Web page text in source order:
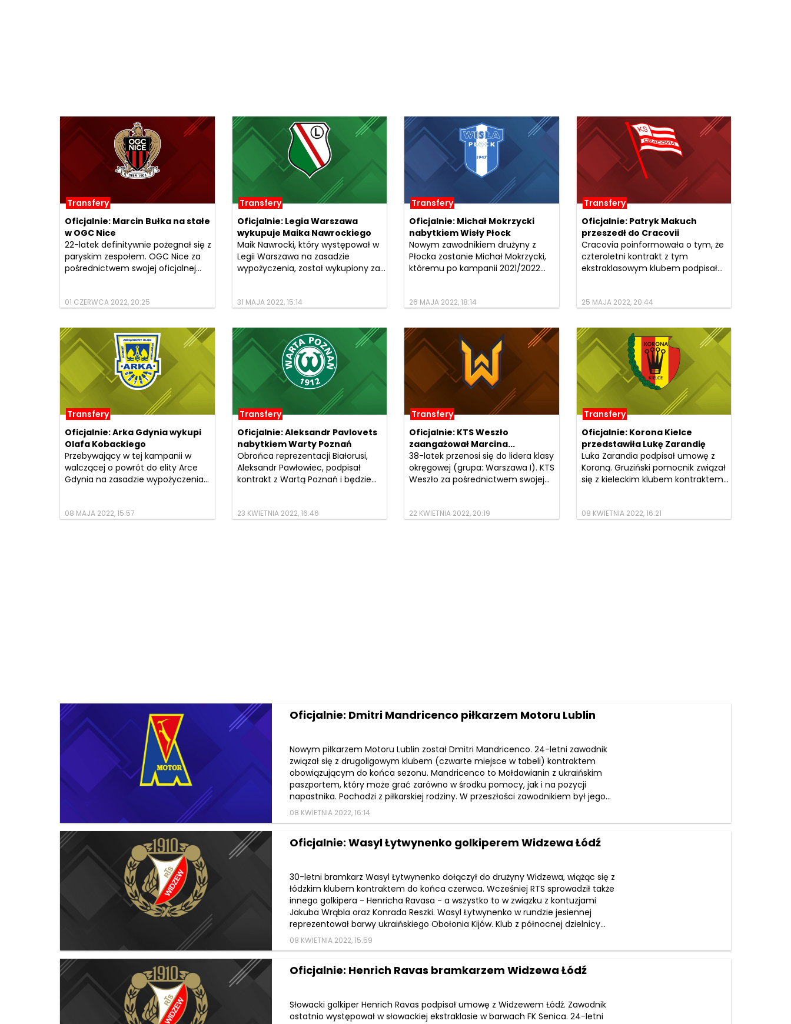
Transfery
Oficjalnie: Marcin Bułka na stałe
w OGC Nice
22-latek definitywnie pożegnał się z
paryskim zespołem. OGC Nice za
pośrednictwem swojej oficjalnej...
01 CZERWCA 2022, 20:25
Transfery
Oficjalnie: Legia Warszawa
wykupuje Maika Nawrockiego
Maik Nawrocki, który występował w
Legii Warszawa na zasadzie
wypożyczenia, został wykupiony za...
31 MAJA 2022, 15:14
Transfery
Oficjalnie: Michał Mokrzycki
nabytkiem Wisły Płock
Nowym zawodnikiem drużyny z
Płocka zostanie Michał Mokrzycki,
któremu po kampanii 2021/2022...
26 MAJA 2022, 18:14
Transfery
Oficjalnie: Patryk Makuch
przeszedł do Cracovii
Cracovia poinformowała o tym, że
czteroletni kontrakt z tym
ekstraklasowym klubem podpisał...
25 MAJA 2022, 20:44
Transfery
Oficjalnie: Arka Gdynia wykupi
Olafa Kobackiego
Przebywający w tej kampanii w
walczącej o powrót do elity Arce
Gdynia na zasadzie wypożyczenia...
08 MAJA 2022, 15:57
Transfery
Oficjalnie: Aleksandr Pavlovets
nabytkiem Warty Poznań
Obrońca reprezentacji Białorusi,
Aleksandr Pawłowiec, podpisał
kontrakt z Wartą Poznań i będzie...
23 KWIETNIA 2022, 16:46
Transfery
Oficjalnie: KTS Weszło
zaangażował Marcina...
38-latek przenosi się do lidera klasy
okręgowej (grupa: Warszawa I). KTS
Weszło za pośrednictwem swojej...
22 KWIETNIA 2022, 20:19
Transfery
Oficjalnie: Korona Kielce
przedstawiła Lukę Zarandię
Luka Zarandia podpisał umowę z
Koroną. Gruziński pomocnik związał
się z kieleckim klubem kontraktem...
08 KWIETNIA 2022, 16:21
Oficjalnie: Dmitri Mandricenco piłkarzem Motoru Lublin
Nowym piłkarzem Motoru Lublin został Dmitri Mandricenco. 24-letni zawodnik
związał się z drugoligowym klubem (czwarte miejsce w tabeli) kontraktem
obowiązującym do końca sezonu. Mandricenco to Mołdawianin z ukraińskim
paszportem, który może grać zarówno w środku pomocy, jak i na pozycji
napastnika. Pochodzi z piłkarskiej rodziny. W przeszłości zawodnikiem był jego...
08 KWIETNIA 2022, 16:14
Oficjalnie: Wasyl Łytwynenko golkiperem Widzewa Łódź
30-letni bramkarz Wasyl Łytwynenko dołączył do drużyny Widzewa, wiążąc się z
łódzkim klubem kontraktem do końca czerwca. Wcześniej RTS sprowadził także
innego golkipera - Henricha Ravasa - a wszystko to w związku z kontuzjami
Jakuba Wrąbla oraz Konrada Reszki. Wasyl Łytwynenko w rundzie jesiennej
reprezentował barwy ukraińskiego Obołonia Kijów. Klub z północnej dzielnicy...
08 KWIETNIA 2022, 15:59
Oficjalnie: Henrich Ravas bramkarzem Widzewa Łódź
Słowacki golkiper Henrich Ravas podpisał umowę z Widzewem Łódź. Zawodnik
ostatnio występował w słowackiej ekstraklasie w barwach FK Senica. 24-letni